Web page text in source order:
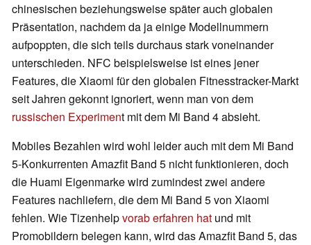
chinesischen beziehungsweise später auch globalen
Präsentation, nachdem da ja einige Modellnummern
aufpoppten, die sich teils durchaus stark voneinander
unterschieden. NFC beispielsweise ist eines jener
Features, die Xiaomi für den globalen Fitnesstracker-Markt
seit Jahren gekonnt ignoriert, wenn man von dem
russischen Experiment mit dem Mi Band 4 absieht.
Mobiles Bezahlen wird wohl leider auch mit dem Mi Band
5-Konkurrenten Amazfit Band 5 nicht funktionieren, doch
die Huami Eigenmarke wird zumindest zwei andere
Features nachliefern, die dem Mi Band 5 von Xiaomi
fehlen. Wie Tizenhelpvorab erfahren hat und mit
Promobildern belegen kann, wird das Amazfit Band 5, das